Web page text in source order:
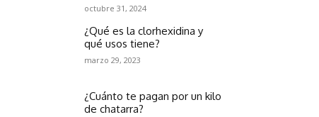
octubre 31, 2024
¿Qué es la clorhexidina y
qué usos tiene?
marzo 29, 2023
¿Cuánto te pagan por un kilo
de chatarra?